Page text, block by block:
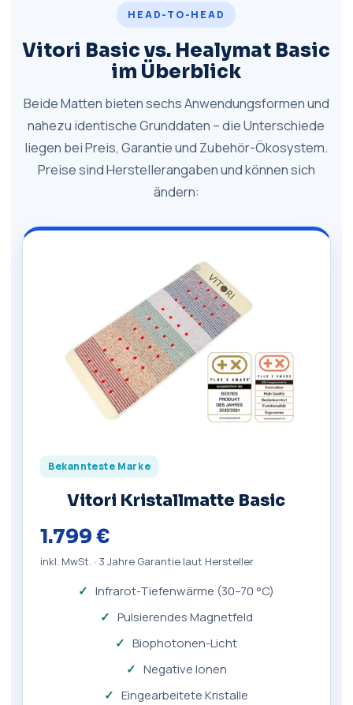
HEAD-TO-HEAD
Vitori Basic vs. Healymat Basic
im Überblick
Beide Matten bieten sechs Anwendungsformen und
nahezu identische Grunddaten – die Unterschiede
liegen bei Preis, Garantie und Zubehör-Ökosystem.
Preise sind Herstellerangaben und können sich
ändern:
Bekannteste Marke
Vitori Kristallmatte Basic
1.799 €
inkl. MwSt. · 3 Jahre Garantie laut Hersteller
Infrarot-Tiefenwärme (30–70 °C)
Pulsierendes Magnetfeld
Biophotonen-Licht
Negative Ionen
Eingearbeitete Kristalle